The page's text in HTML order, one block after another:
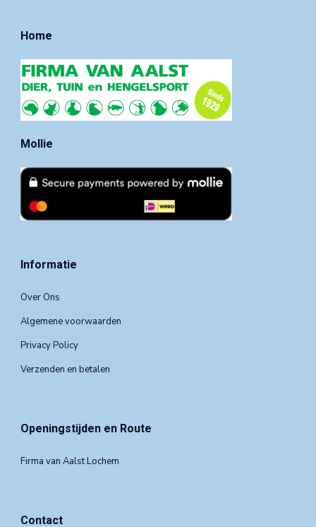
Home
Mollie
Informatie
Over Ons
Algemene voorwaarden
Privacy Policy
Verzenden en betalen
Openingstijden en Route
Firma van Aalst Lochem
Contact